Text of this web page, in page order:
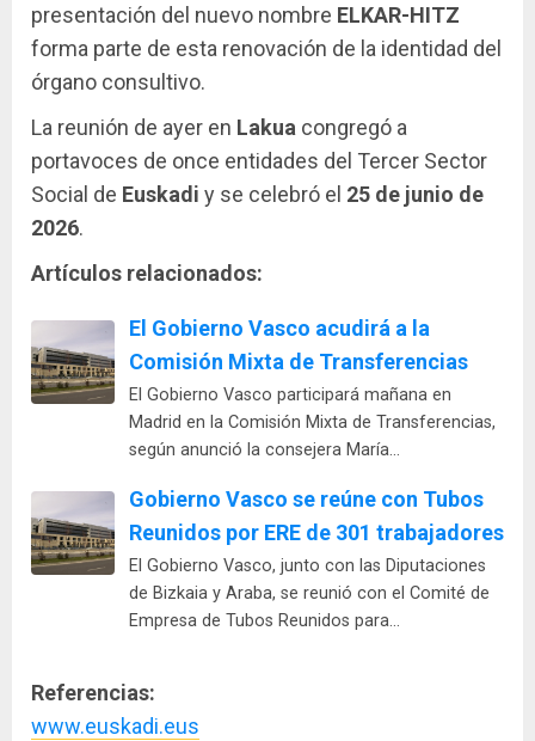
presentación del nuevo nombre ELKAR-HITZ
forma parte de esta renovación de la identidad del
órgano consultivo.
La reunión de ayer en Lakua congregó a
portavoces de once entidades del Tercer Sector
Social de Euskadi y se celebró el 25 de junio de
2026.
Artículos relacionados:
El Gobierno Vasco acudirá a la
Comisión Mixta de Transferencias
El Gobierno Vasco participará mañana en
Madrid en la Comisión Mixta de Transferencias,
según anunció la consejera María…
Gobierno Vasco se reúne con Tubos
Reunidos por ERE de 301 trabajadores
El Gobierno Vasco, junto con las Diputaciones
de Bizkaia y Araba, se reunió con el Comité de
Empresa de Tubos Reunidos para…
Referencias:
www.euskadi.eus